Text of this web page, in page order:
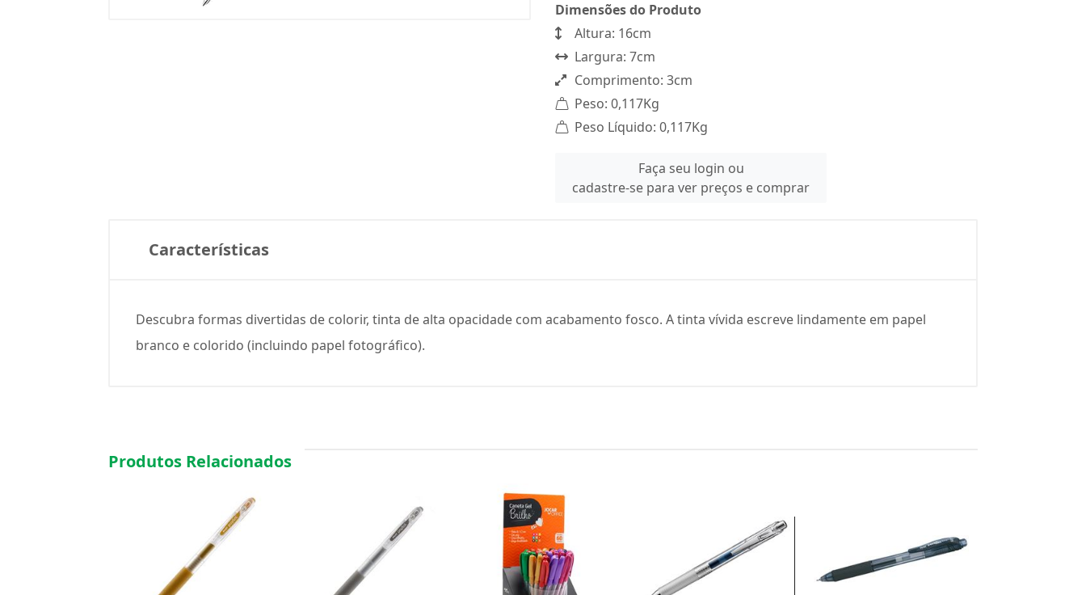
Dimensões do Produto
Altura: 16cm
Largura: 7cm
Comprimento: 3cm
Peso: 0,117Kg
Peso Líquido: 0,117Kg
Faça seu login ou
cadastre-se para ver preços e comprar
Características
Descubra formas divertidas de colorir, tinta de alta opacidade com acabamento fosco. A tinta vívida escreve lindamente em papel
branco e colorido (incluindo papel fotográfico).
Produtos Relacionados